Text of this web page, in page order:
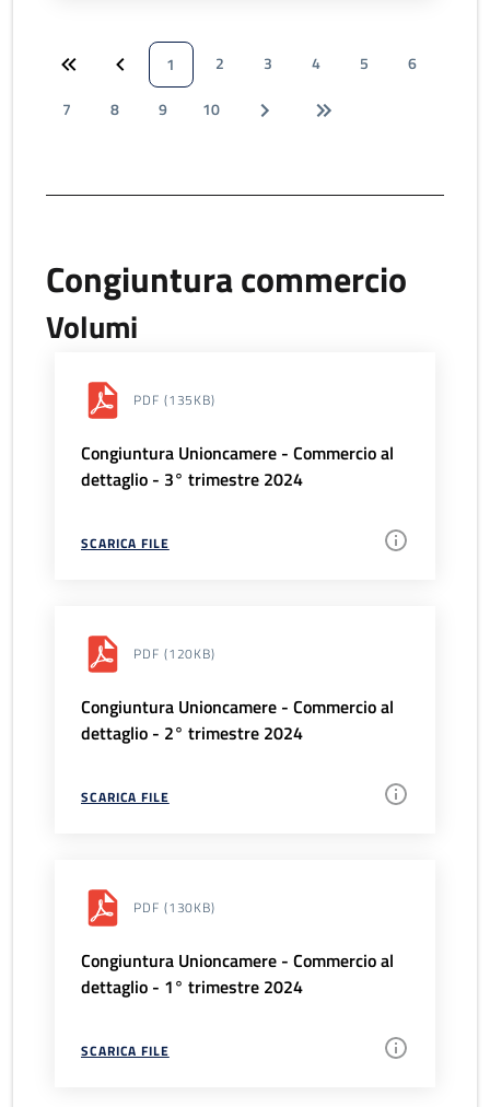
1 2 3 4 5
6
7
8 9 10
Congiuntura commercio
Volumi
PDF (135KB)
Congiuntura Unioncamere - Commercio al
dettaglio - 3° trimestre 2024
SCARICA FILE
PDF (120KB)
Congiuntura Unioncamere - Commercio al
dettaglio - 2° trimestre 2024
SCARICA FILE
PDF (130KB)
Congiuntura Unioncamere - Commercio al
dettaglio - 1° trimestre 2024
SCARICA FILE